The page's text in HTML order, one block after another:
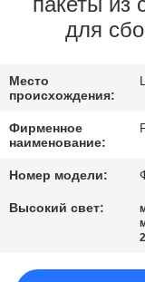
КАЧЕСТВА
МЫ
НОВОСТИ
для
Место
происхождения:
Фирменное
наименование:
Номер модели:
Высокий свет: